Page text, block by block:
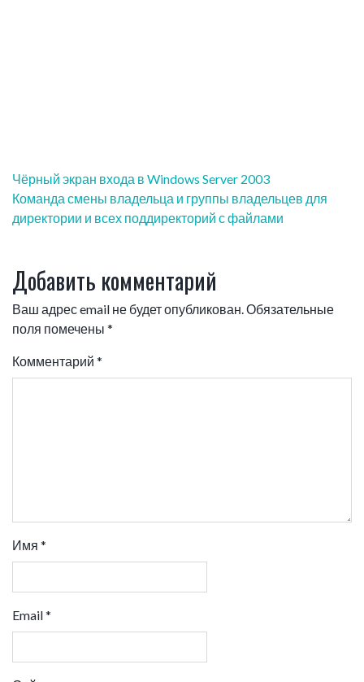
Навигация
по
записям
Чёрный экран входа в Windows Server 2003
Команда смены владельца и группы владельцев для
директории и всех поддиректорий с файлами
Добавить комментарий
Ваш адрес email не будет опубликован.Обязательные
поля помечены *
Комментарий *
Имя *
Email*